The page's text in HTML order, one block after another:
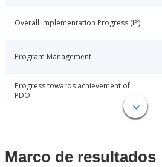
Overall Implementation Progress (IP)
Program Management
Progress towards achievement of
PDO
Marco de resultados